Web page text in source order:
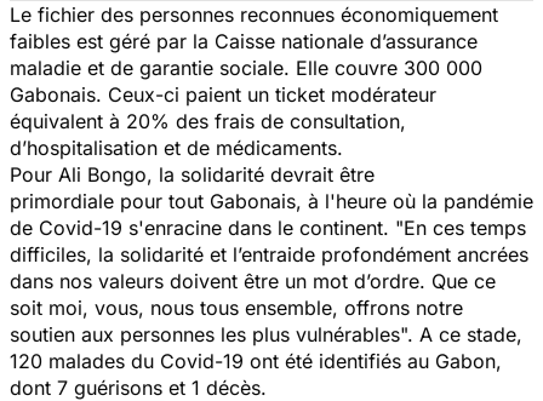
Le fichier des personnes reconnues économiquement
faibles est géré par la Caisse nationale d’assurance
maladie et de garantie sociale. Elle couvre 300 000
Gabonais. Ceux-ci paient un ticket modérateur
équivalent à 20% des frais de consultation,
d’hospitalisation et de médicaments.
Pour Ali Bongo, la solidarité devrait être
primordiale pour tout Gabonais, à l'heure où la pandémie
de Covid-19 s'enracine dans le continent. "En ces temps
difficiles, la solidarité et l’entraide profondément ancrées
dans nos valeurs doivent être un mot d’ordre. Que ce
soit moi, vous, nous tous ensemble, offrons notre
soutien aux personnes les plus vulnérables". A ce stade,
120 malades du Covid-19 ont été identifiés au Gabon,
dont 7 guérisons et 1 décès.